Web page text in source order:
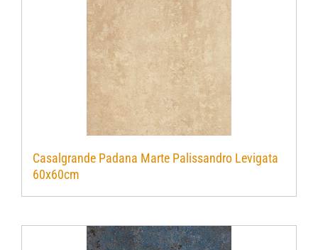
Casalgrande Padana Marte Palissandro Levigata
60x60cm